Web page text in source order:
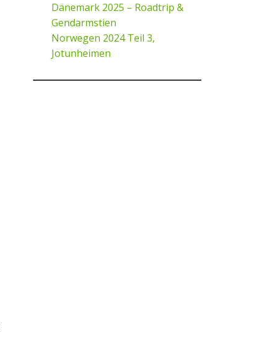
Dänemark 2025 – Roadtrip &
Gendarmstien
Norwegen 2024 Teil 3,
Jotunheimen